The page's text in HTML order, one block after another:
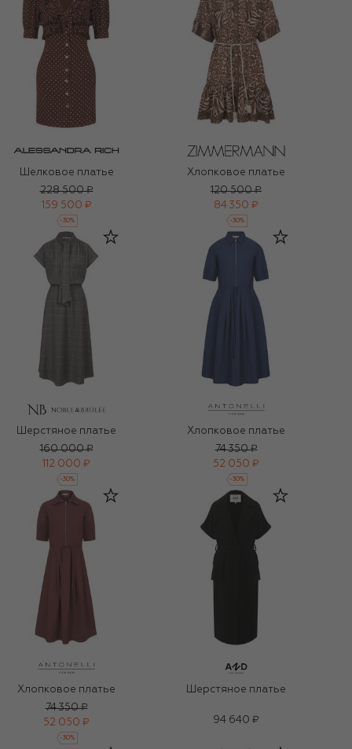
Шелковое платье
228 500 ₽
159 500 ₽
-30%
Хлопковое платье
120 500 ₽
84 350 ₽
-30%
Шерстяное платье
160 000 ₽
112 000 ₽
-30%
Хлопковое платье
74 350 ₽
52 050 ₽
-30%
Хлопковое платье
74 350 ₽
52 050 ₽
-30%
Шерстяное платье
94 640 ₽